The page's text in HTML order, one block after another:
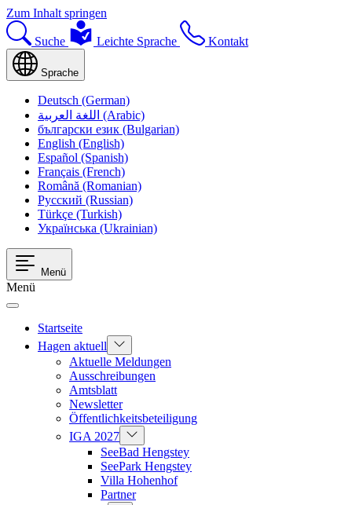
Zum Inhalt springen
Suche Leichte Sprache Kontakt
Sprache
Deutsch (German)
اللغة العربية (Arabic)
български език (Bulgarian)
English (English)
Español (Spanish)
Français (French)
Română (Romanian)
Русский (Russian)
Türkçe (Turkish)
Українська (Ukrainian)
Menü
Menü
Startseite
Hagen aktuell
Aktuelle Meldungen
Ausschreibungen
Amtsblatt
Newsletter
Öffentlichkeitsbeteiligung
IGA 2027
SeeBad Hengstey
SeePark Hengstey
Villa Hohenhof
Partner